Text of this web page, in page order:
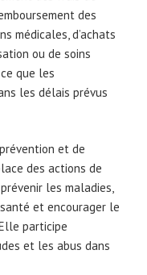
des
médicales, d’achats
ou de soins
que les
les délais prévus
et de
des actions de
les maladies,
et encourager le
participe
et les abus dans